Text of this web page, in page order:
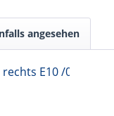
angesehen